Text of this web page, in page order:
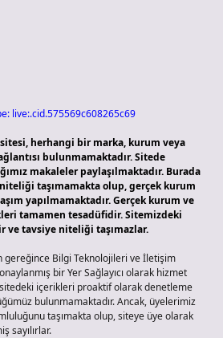
live:.cid.575569c608265c69
herhangi bir marka, kurum veya
bulunmamaktadır. Sitede
makaleler paylaşılmaktadır. Burada
taşımamakta olup, gerçek kurum
yapılmamaktadır. Gerçek kurum ve
tamamen tesadüfidir. Sitemizdeki
tavsiye niteliği taşımazlar.
gereğince Bilgi Teknolojileri ve İletişim
bir Yer Sağlayıcı olarak hizmet
içerikleri proaktif olarak denetleme
bulunmamaktadır. Ancak, üyelerimiz
taşımakta olup, siteye üye olarak
sayılırlar.